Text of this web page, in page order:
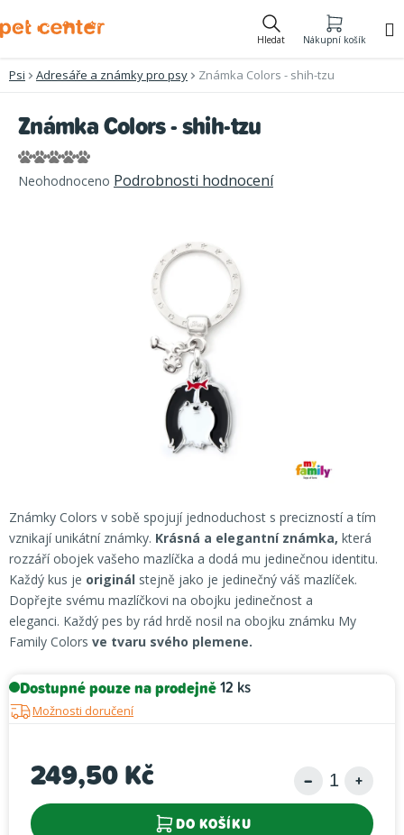
na
Hledat Nákupní košík
Psi Adresáře a známky pro psy Známka Colors - shih-tzu
Známky Colors v sobě spojují jednoduchost s precizností a tím
vznikají unikátní známky. Krásná a elegantní známka, která
rozzáří obojek vašeho mazlíčka a dodá mu jedinečnou identitu.
Každý kus je originál stejně jako je jedinečný váš mazlíček.
Dopřejte svému mazlíčkovi na obojku jedinečnost a
eleganci. Každý pes by rád hrdě nosil na obojku známku My
Family Colors ve tvaru svého plemene.
Dostupné pouze na prodejně12 ks
Možnosti doručení
249,50 Kč
DO KOŠÍKU
Známka Colors - shih-tzu
Průměrné
hodnocení
Neohodnoceno Podrobnosti hodnocení